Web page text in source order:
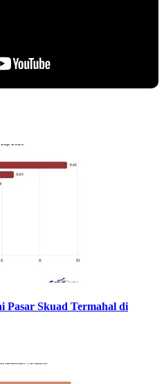
Pasar Skuad Termahal di